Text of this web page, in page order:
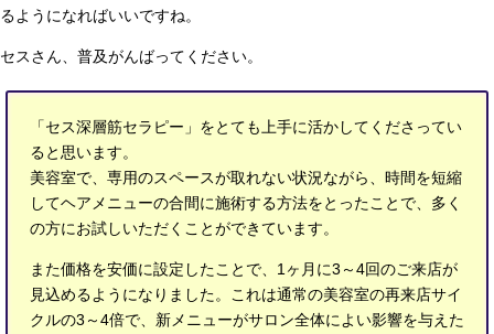
るようになればいいですね。
セスさん、普及がんばってください。
「セス深層筋セラピー」をとても上手に活かしてくださってい
ると思います。
美容室で、専用のスペースが取れない状況ながら、時間を短縮
してヘアメニューの合間に施術する方法をとったことで、多く
の方にお試しいただくことができています。
また価格を安価に設定したことで、1ヶ月に3～4回のご来店が
見込めるようになりました。これは通常の美容室の再来店サイ
クルの3～4倍で、新メニューがサロン全体によい影響を与えた